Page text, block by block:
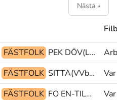
Nästa »
FÄSTFOLK PEK DÖV(L) JOBBA
FÄSTFOLK SITTA(VVb) FÄSTFOLK FO
FÄSTFOLK FO EN-TILL HA